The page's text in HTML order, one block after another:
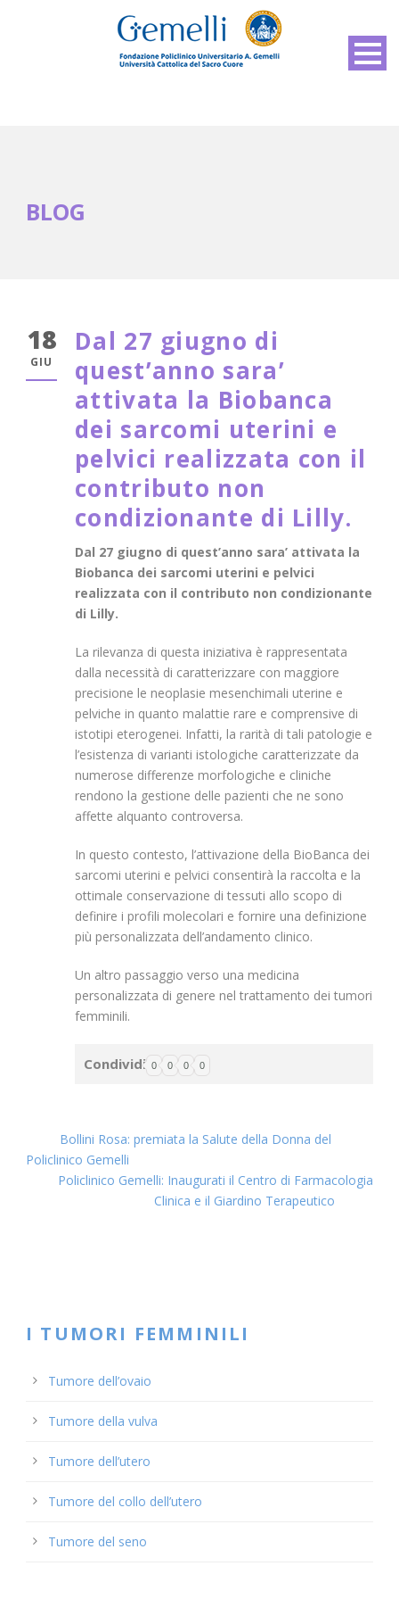
BLOG
18
GIU
Dal 27 giugno di
quest’anno sara’
attivata la Biobanca
dei sarcomi uterini e
pelvici realizzata con il
contributo non
condizionante di Lilly.
Dal 27 giugno di quest’anno sara’ attivata la
Biobanca dei sarcomi uterini e pelvici
realizzata con il contributo non condizionante
di Lilly.
La rilevanza di questa iniziativa è rappresentata
dalla necessità di caratterizzare con maggiore
precisione le neoplasie mesenchimali uterine e
pelviche in quanto malattie rare e comprensive di
istotipi eterogenei. Infatti, la rarità di tali patologie e
l’esistenza di varianti istologiche caratterizzate da
numerose differenze morfologiche e cliniche
rendono la gestione delle pazienti che ne sono
affette alquanto controversa.
In questo contesto, l’attivazione della BioBanca dei
sarcomi uterini e pelvici consentirà la raccolta e la
ottimale conservazione di tessuti allo scopo di
definire i profili molecolari e fornire una definizione
più personalizzata dell’andamento clinico.
Un altro passaggio verso una medicina
personalizzata di genere nel trattamento dei tumori
femminili.
Condividi 0 0 0 0
Bollini Rosa: premiata la Salute della Donna del
Policlinico Gemelli
Policlinico Gemelli: Inaugurati il Centro di Farmacologia
Clinica e il Giardino Terapeutico
I TUMORI FEMMINILI
Tumore dell’ovaio
Tumore della vulva
Tumore dell’utero
Tumore del collo dell’utero
Tumore del seno